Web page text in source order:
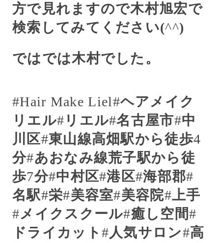
方で見れますので木村旭宏で
検索してみてください(^^)
ではでは木村でした。
#Hair Make Liel#ヘアメイク
リエル# リエル#名古屋市#中
川区#東山線高畑駅から徒歩4
分#あおなみ線荒子駅から徒
歩7分#中村区#港区#海部郡#
名駅#栄#美容室#美容院#上手
#メイクスクール#癒し空間#
ドライカット #人気サロン#高